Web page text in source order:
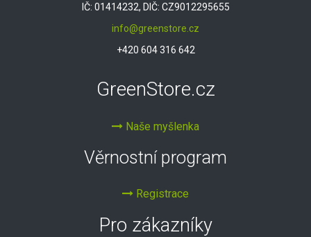
IČ: 01414232, DIČ: CZ9012295655
info@greenstore.cz
+420 604 316 642
GreenStore.cz
Naše myšlenka
Věrnostní program
Registrace
Pro zákazníky